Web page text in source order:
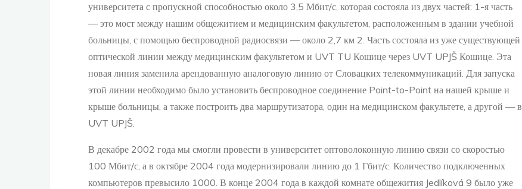
университета с пропускной способностью около 3,5 Мбит/с, которая состояла из двух частей: 1-я часть
— это мост между нашим общежитием и медицинским факультетом, расположенным в здании учебной
больницы, с помощью беспроводной радиосвязи — около 2,7 км 2. Часть состояла из уже существующей
оптической линии между медицинским факультетом и UVT TU Кошице через UVT UPJŠ Кошице. Эта
новая линия заменила арендованную аналоговую линию от Словацких телекоммуникаций. Для запуска
этой линии необходимо было установить беспроводное соединение Point-to-Point на нашей крыше и
крыше больницы, а также построить два маршрутизатора, один на медицинском факультете, а другой — в
UVT UPJŠ.
В декабре 2002 года мы смогли провести в университет оптоволоконную линию связи со скоростью
100 Мбит/с, а в октябре 2004 года модернизировали линию до 1 Гбит/с. Количество подключенных
компьютеров превысило 1000. В конце 2004 года в каждой комнате общежития Jedlíková 9 было уже